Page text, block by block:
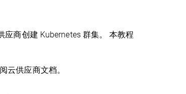
应商创建 Kubernetes 群集。 本教程
云供应商文档。